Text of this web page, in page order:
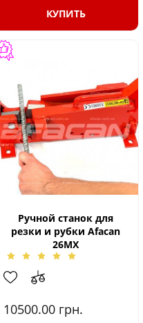
КУПИТЬ
Ручной станок для
резки и рубки Afacan
26MX
10500.00 грн.